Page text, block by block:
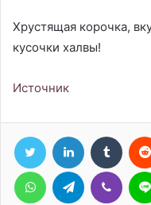
Хрустящая корочка,
кусочки халвы!
Источник
Twitter LinkedIn
WhatsAppTelegram Viber